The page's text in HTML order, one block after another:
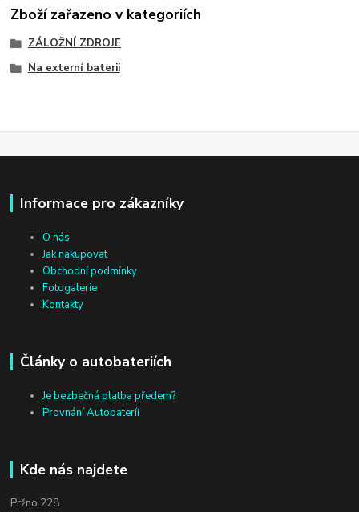
Zboží zařazeno v kategoriích
ZÁLOŽNÍ ZDROJE
Na externí baterii
Informace pro zákazníky
O nás
Jak nakupovat
Obchodní podmínky
Fotogalerie
Kontakty
Články o autobateriích
Je bezbečná platba předem?
Provnání Autobateríí
Kde nás najdete
Pržno 228